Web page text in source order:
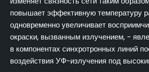
повышает эффективную температуру
одновременно увеличивает
окраски, вызванным излучением, -
в компонентах синхротронных линий
воздействия УФ-излучения под